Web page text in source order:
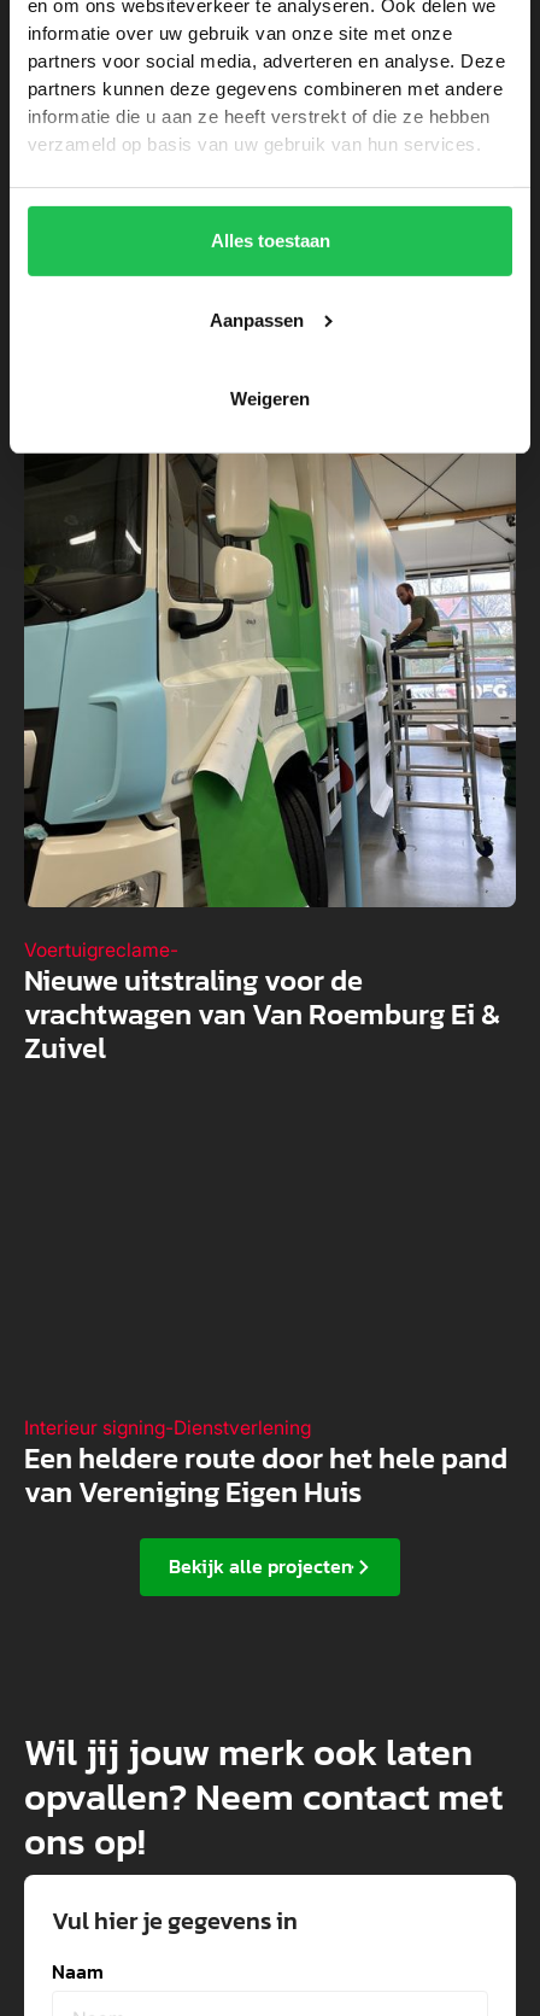
en om ons websiteverkeer te analyseren. Ook delen we
informatie over uw gebruik van onze site met onze
partners voor social media, adverteren en analyse. Deze
partners kunnen deze gegevens combineren met andere
informatie die u aan ze heeft verstrekt of die ze hebben
verzameld op basis van uw gebruik van hun services.
Alles toestaan
Aanpassen
Weigeren
Voertuigreclame-Dienstverlening
Nieuwe voertuigbestickering voor
Voertuigreclame-
Nieuwe uitstraling voor de
vrachtwagen van Van Roemburg Ei &
Zuivel
Interieur signing-Dienstverlening
Een heldere route door het hele pand
van Vereniging Eigen Huis
Bekijk alle projecten
Wil jij jouw merk ook laten
opvallen? Neem contact met
ons op!
Vul hier je gegevens in
Naam